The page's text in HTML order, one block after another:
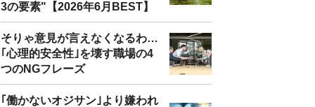
3の要素"【2026年6月BEST】
そりゃ意見が言えなくなるわ…
｢心理的安全性｣を壊す職場の4
つのNGフレーズ
｢働かないオジサン｣より嫌われ